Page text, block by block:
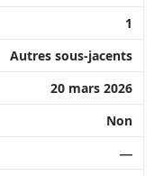
1
Autres sous-jacents
20 mars 2026
Non
―